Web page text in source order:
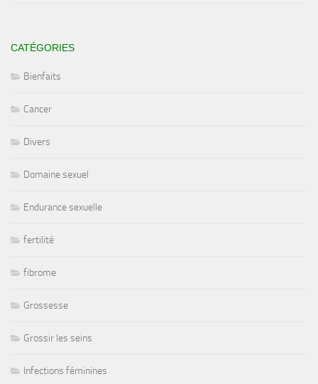
CATÉGORIES
Bienfaits
Cancer
Divers
Domaine sexuel
Endurance sexuelle
fertilité
fibrome
Grossesse
Grossir les seins
Infections féminines